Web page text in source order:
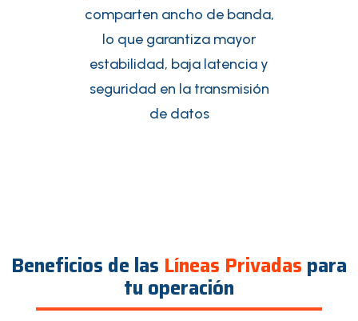
comparten ancho de banda,
lo que garantiza mayor
estabilidad, baja latencia y
seguridad en la transmisión
de datos
Beneficios de las Líneas Privadas para
tu operación